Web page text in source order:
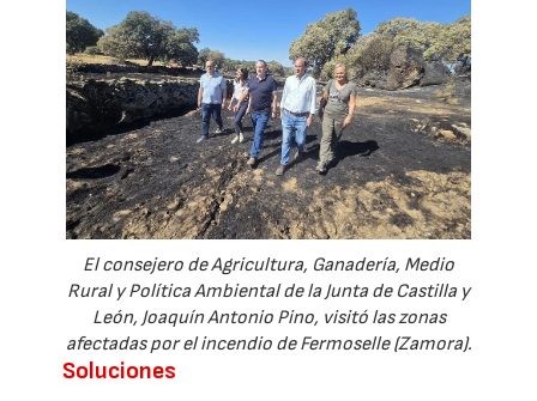
El consejero de Agricultura, Ganadería, Medio
Rural y Política Ambiental de la Junta de Castilla y
León, Joaquín Antonio Pino, visitó las zonas
afectadas por el incendio de Fermoselle (Zamora).
Soluciones